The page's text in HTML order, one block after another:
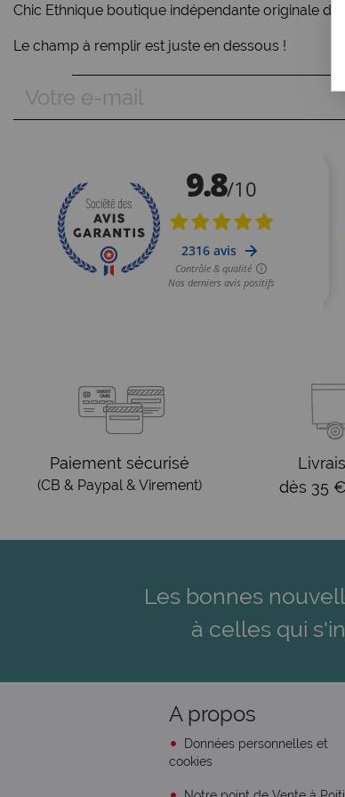
Chic Ethnique boutique indépendante originale
Le champ à remplir est juste en dessous !
Paiement sécurisé
(CB & Paypal & Virement)
dès 35
Les bonnes
à celles qui
A propos
Données personnelles et
cookies